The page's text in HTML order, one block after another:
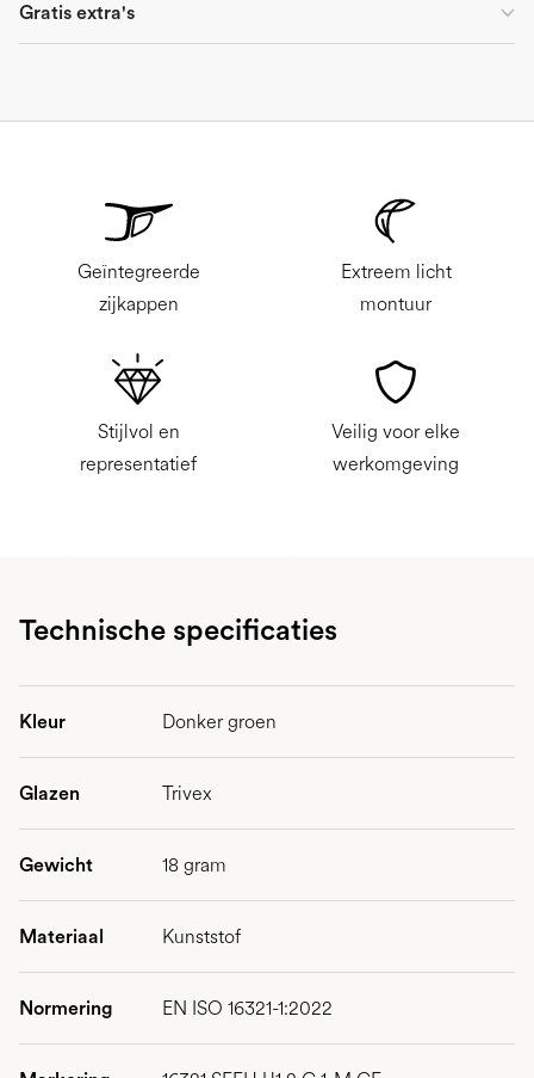
Gratis extra's
Geïntegreerde
zijkappen
Extreem licht
montuur
Stijlvol en
representatief
Veilig voor elke
werkomgeving
Technische specificaties
Kleur Donker groen
Glazen Trivex
Gewicht 18 gram
Materiaal Kunststof
Normering EN ISO 16321-1:2022